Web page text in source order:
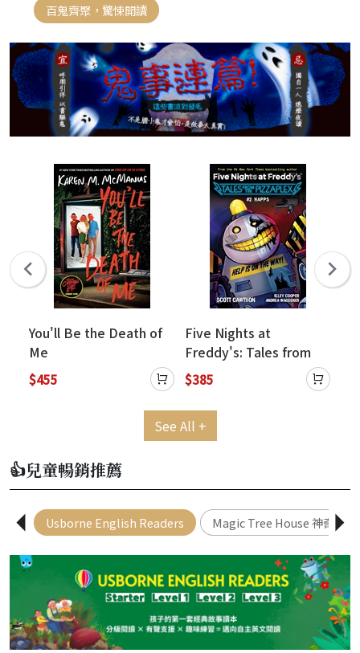
百鬼齊聚，驚悚開讀
You'll Be the Death of
Me
$455
Five Nights at
Freddy's: Tales from
the Pizzaplex #2:
HAPPS
$385
See All +
👍兒童暢銷推薦
Usborne English Readers Magic Tree House 神奇樹屋